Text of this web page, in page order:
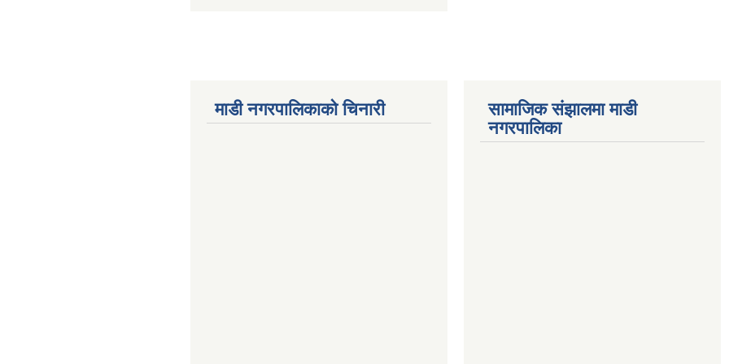
माडी नगरपालिकाको चिनारी
सामाजिक संझालमा माडी
नगरपालिका